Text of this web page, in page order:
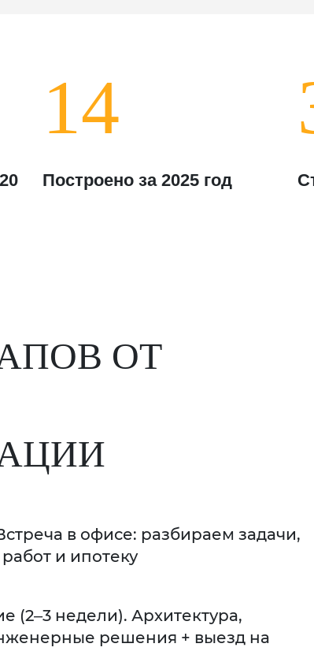
14
Построено за 2025 год
ОТ
в офисе: разбираем задачи,
и ипотеку
(2–3 недели). Архитектура,
решения + выезд на